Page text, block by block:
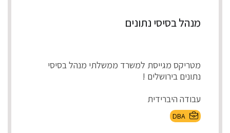
מנהל בסיסי נתונים
מטריקס מגייסת למשרד ממשלתי מנהל בסיסי
נתונים בירושלים !
עבודה היברידית
תיאור התפקיד :
DBA